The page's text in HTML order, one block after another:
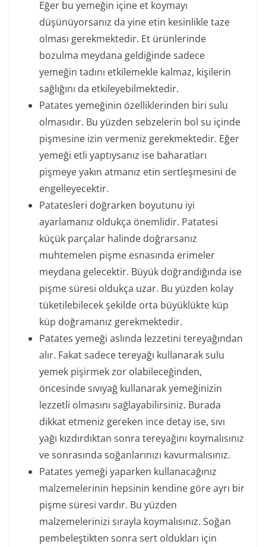
Eğer bu yemeğin içine et koymayı
düşünüyorsanız da yine etin kesinlikle taze
olması gerekmektedir. Et ürünlerinde
bozulma meydana geldiğinde sadece
yemeğin tadını etkilemekle kalmaz, kişilerin
sağlığını da etkileyebilmektedir.
Patates yemeğinin özelliklerinden biri sulu
olmasıdır. Bu yüzden sebzelerin bol su içinde
pişmesine izin vermeniz gerekmektedir. Eğer
yemeği etli yaptıysanız ise baharatları
pişmeye yakın atmanız etin sertleşmesini de
engelleyecektir.
Patatesleri doğrarken boyutunu iyi
ayarlamanız oldukça önemlidir. Patatesi
küçük parçalar halinde doğrarsanız
muhtemelen pişme esnasında erimeler
meydana gelecektir. Büyük doğrandığında ise
pişme süresi oldukça uzar. Bu yüzden kolay
tüketilebilecek şekilde orta büyüklükte küp
küp doğramanız gerekmektedir.
Patates yemeği aslında lezzetini tereyağından
alır. Fakat sadece tereyağı kullanarak sulu
yemek pişirmek zor olabileceğinden,
öncesinde sıvıyağ kullanarak yemeğinizin
lezzetli olmasını sağlayabilirsiniz. Burada
dikkat etmeniz gereken ince detay ise, sıvı
yağı kızdırdıktan sonra tereyağını koymalısınız
ve sonrasında soğanlarınızı kavurmalısınız.
Patates yemeği yaparken kullanacağınız
malzemelerinin hepsinin kendine göre ayrı bir
pişme süresi vardır. Bu yüzden
malzemelerinizi sırayla koymalısınız. Soğan
pembeleştikten sonra sert oldukları için